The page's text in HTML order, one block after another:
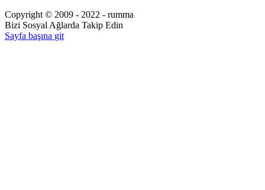
Copyright © 2009 - 2022 - rumma
Bizi Sosyal Ağlarda Takip Edin
Sayfa başına git